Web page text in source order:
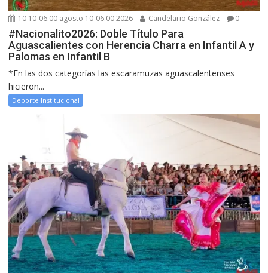
10 10-06:00 agosto 10-06:00 2026 Candelario González 0
#Nacionalito2026: Doble Título Para
Aguascalientes con Herencia Charra en Infantil A y
Palomas en Infantil B
*En las dos categorías las escaramuzas aguascalentenses
hicieron...
Deporte Institucional